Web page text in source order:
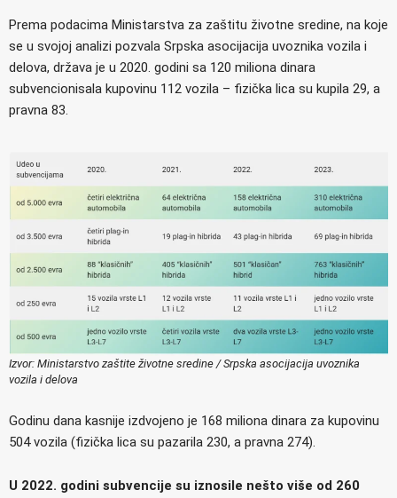
Prema podacima Ministarstva za zaštitu životne sredine, na koje
se u svojoj analizi pozvala Srpska asocijacija uvoznika vozila i
delova, država je u 2020. godini sa 120 miliona dinara
subvencionisala kupovinu 112 vozila – fizička lica su kupila 29, a
pravna 83.
Izvor: Ministarstvo zaštite životne sredine / Srpska asocijacija uvoznika
vozila i delova
Godinu dana kasnije izdvojeno je 168 miliona dinara za kupovinu
504 vozila (fizička lica su pazarila 230, a pravna 274).
U 2022. godini subvencije su iznosile nešto više od 260